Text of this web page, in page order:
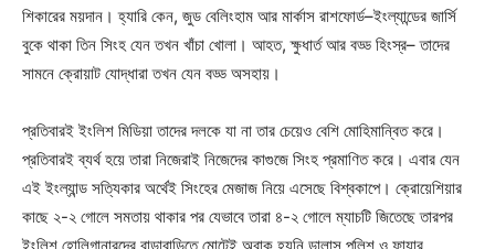
শিকারের ময়দান। হ্যারি কেন, জুড বেলিংহাম আর মার্কাস রাশফোর্ড–ইংল্যান্ডের জার্সি
বুকে থাকা তিন সিংহ যেন তখন খাঁচা খোলা। আহত, ক্ষুধার্ত আর বড্ড হিংস্র– তাদের
সামনে ক্রোয়াট যোদ্ধারা তখন যেন বড্ড অসহায়।
প্রতিবারই ইংলিশ মিডিয়া তাদের দলকে যা না তার চেয়েও বেশি মোহিমান্বিত করে।
প্রতিবারই ব্যর্থ হয়ে তারা নিজেরাই নিজেদের কাগুজে সিংহ প্রমাণিত করে। এবার যেন
এই ইংল্যান্ড সত্যিকার অর্থেই সিংহের মেজাজ নিয়ে এসেছে বিশ্বকাপে। ক্রোয়েশিয়ার
কাছে ২-২ গোলে সমতায় থাকার পর যেভাবে তারা ৪-২ গোলে ম্যাচটি জিতেছে তারপর